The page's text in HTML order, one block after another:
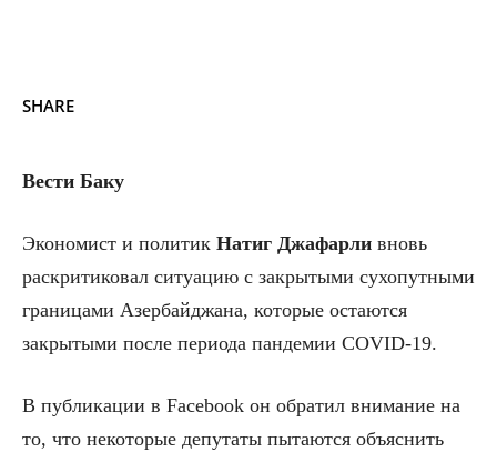
SHARE
Вести Баку
Экономист и политик Натиг Джафарли вновь
раскритиковал ситуацию с закрытыми сухопутными
границами Азербайджана, которые остаются
закрытыми после периода пандемии COVID-19.
В публикации в Facebook он обратил внимание на
то, что некоторые депутаты пытаются объяснить